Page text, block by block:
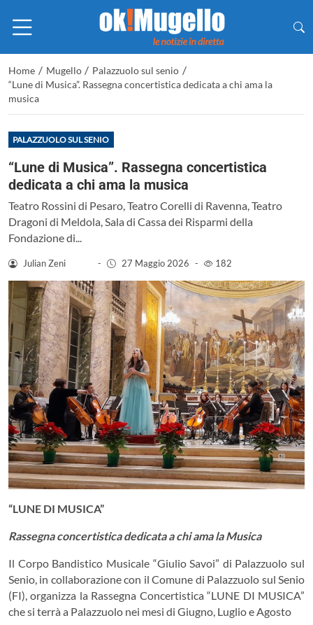
Home / Mugello / Palazzuolo sul senio /
“Lune di Musica”. Rassegna concertistica dedicata a chi ama la
musica
PALAZZUOLO SUL SENIO
“Lune di Musica”. Rassegna concertistica
dedicata a chi ama la musica
Teatro Rossini di Pesaro, Teatro Corelli di Ravenna, Teatro
Dragoni di Meldola, Sala di Cassa dei Risparmi della
Fondazione di...
Julian Zeni - 27 Maggio 2026 - 182
“LUNE DI MUSICA”
Rassegna concertistica dedicata a chi ama la Musica
Il Corpo Bandistico Musicale “Giulio Savoi” di Palazzuolo sul
Senio, in collaborazione con il Comune di Palazzuolo sul Senio
(FI), organizza la Rassegna Concertistica “LUNE DI MUSICA”
che si terrà a Palazzuolo nei mesi di Giugno, Luglio e Agosto